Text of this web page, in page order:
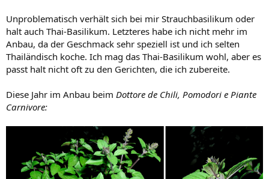
Unproblematisch verhält sich bei mir Strauchbasilikum oder
halt auch Thai-Basilikum. Letzteres habe ich nicht mehr im
Anbau, da der Geschmack sehr speziell ist und ich selten
Thailändisch koche. Ich mag das Thai-Basilikum wohl, aber es
passt halt nicht oft zu den Gerichten, die ich zubereite.
Diese Jahr im Anbau beim Dottore de Chili, Pomodori e Piante
Carnivore: